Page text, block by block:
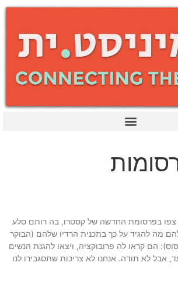
צפו בפרסומת החדשה של קסטרו, בה רותם סלע
מה להגיד על כך בתכנית הרדיו שלהם (הבוקר
הם קראו לה פרובוקציה, ויצאו להגנת הנשים
אבל לא תודה. אנחנו לא צריכות שתסגבירו לנו